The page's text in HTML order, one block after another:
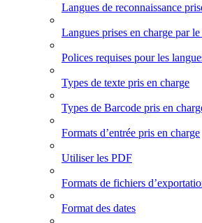
Langues de reconnaissance
Langues prises en charge par
Polices requises pour les
Types de texte pris en charge
Types de Barcode pris en
Formats d’entrée pris en charge
Utiliser les PDF
Formats de fichiers
Format des dates